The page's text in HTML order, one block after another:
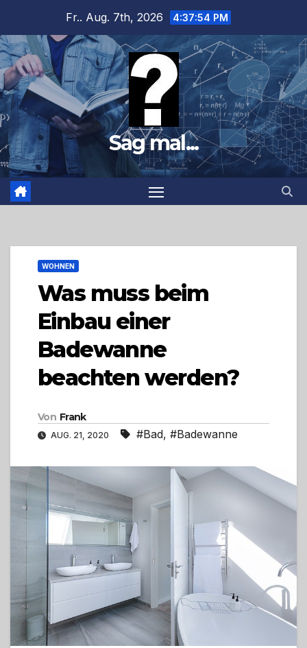
springen
Fr.. Aug. 7th, 2026 4:37:55 PM
Sag mal...
WOHNEN
Was muss beim
Einbau einer
Badewanne
beachten werden?
Von Frank
AUG. 21, 2020 #Bad, #Badewanne